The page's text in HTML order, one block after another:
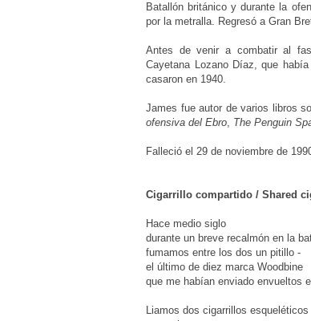
Batallón británico y durante la
por la metralla. Regresó a Gran
Antes de venir a combatir al
Cayetana Lozano Díaz, que
casaron en 1940.
James fue autor de varios libros
ofensiva del Ebro, The Penguin
Fallecióel 29 de noviembre de
Cigarrillo compartido / Shared
Hace medio siglo
durante un breve recalmón en la
fumamos entre los dos un pitillo -
el último de diez marca Woodbine
que me habían enviado envueltos
Liamos dos cigarrillos esqueléticos